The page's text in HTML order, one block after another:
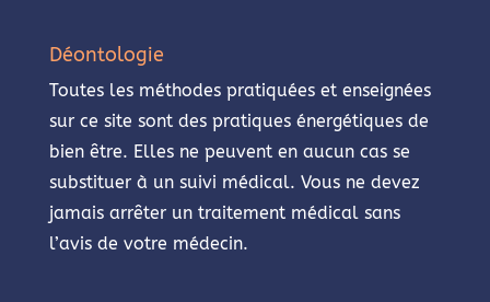
Déontologie
Toutes les méthodes pratiquées et enseignées
sur ce site sont des pratiques énergétiques de
bien être. Elles ne peuvent en aucun cas se
substituer à un suivi médical. Vous ne devez
jamais arrêter un traitement médical sans
l’avis de votre médecin.